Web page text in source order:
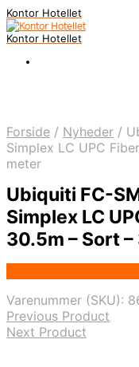
Kontor Hotellet
Kontor Hotellet
Forside / Nyheder /
Simplex LC UPC
meter
Ubiquiti FC-
Simplex LC
30.5m – Sort
Varenummer (SKU):
Previous Product
Next Product